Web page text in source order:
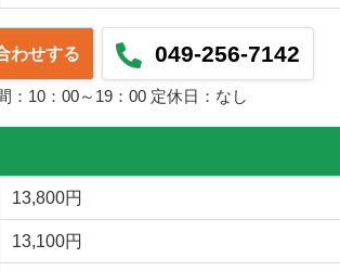
わせする 049-256-7142
：10：00～19：00 定休日：なし
13,800円
13,100円